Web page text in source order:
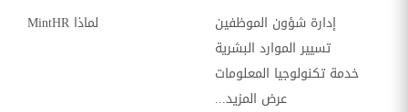
إدارة شؤون الموظفين
تسيير الموارد البشرية
خدمة تكنولوجيا المعلومات
عرض المزيد...
لماذا MintHR